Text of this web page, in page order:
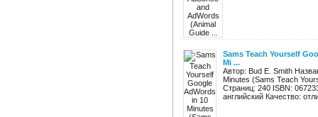
Sams Teach Yourself
Mi ...
Автор: Bud E. Smith
Minutes (Sams Teach
Страниц: 240 ISBN:
английский Качество: